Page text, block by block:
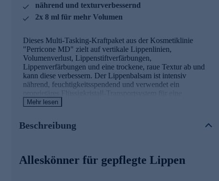
nährend und texturverbessernd
2x 8 ml für mehr Volumen
Dieses Multi-Tasking-Kraftpaket aus der Kosmetiklinie
"Perricone MD" zielt auf vertikale Lippenlinien,
Volumenverlust, Lippenstiftverfärbungen,
Lippenverfärbungen und eine trockene, raue Textur ab und
kann diese verbessern. Der Lippenbalsam ist intensiv
nährend, feuchtigkeitsspendend und verwendet ein
proprietäres Flüssigkristall-Transportsystem für eine
schnellere Aufnahme der wichtigsten Inhaltsstoffe in die
Hyaluronsäure: Die in der Haut natürlich
vorkommende Hyaluronsäure ist ein wichtiger
Mehr lesen
Beschreibung
Alleskönner für gepflegte Lippen